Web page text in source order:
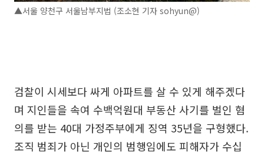
▲서울 양천구 서울남부지법 (조소현 기자 sohyun@)
검찰이 시세보다 싸게 아파트를 살 수 있게 해주겠다
며 지인들을 속여 수백억원대 부동산 사기를 벌인 혐
의를 받는 40대 가정주부에게 징역 35년을 구형했다.
조직 범죄가 아닌 개인의 범행임에도 피해자가 수십